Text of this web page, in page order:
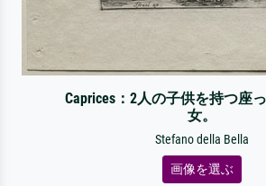
Caprices：2人の子供を持つ座
女。
Stefano della Bella
画像を選ぶ